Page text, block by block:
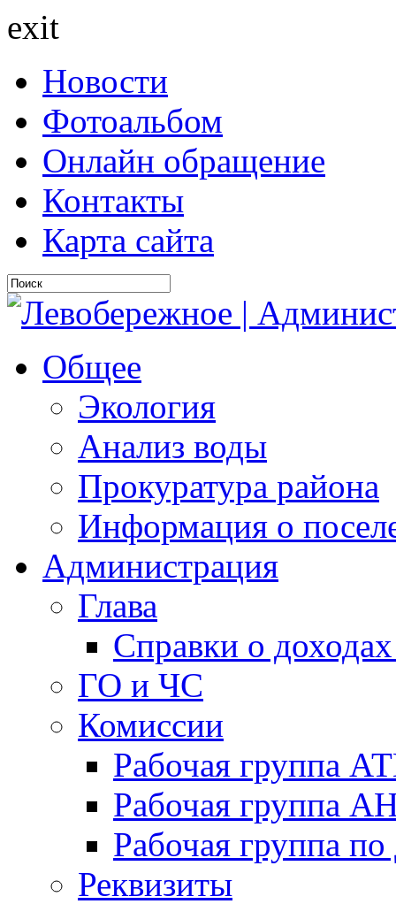
exit
Новости
Фотоальбом
Онлайн обращение
Контакты
Карта сайта
Общее
Экология
Анализ воды
Прокуратура района
Информация о
Администрация
Глава
Справки о
ГО и ЧС
Комиссии
Рабочая группа
Рабочая группа
Рабочая группа
Реквизиты